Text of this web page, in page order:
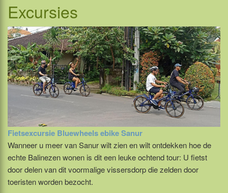
Excursies
Fietsexcursie Bluewheels ebike Sanur
Wanneer u meer van Sanur wilt zien en wilt ontdekken hoe de
echte Balinezen wonen is dit een leuke ochtend tour: U fietst
door delen van dit voormalige vissersdorp die zelden door
toeristen worden bezocht.